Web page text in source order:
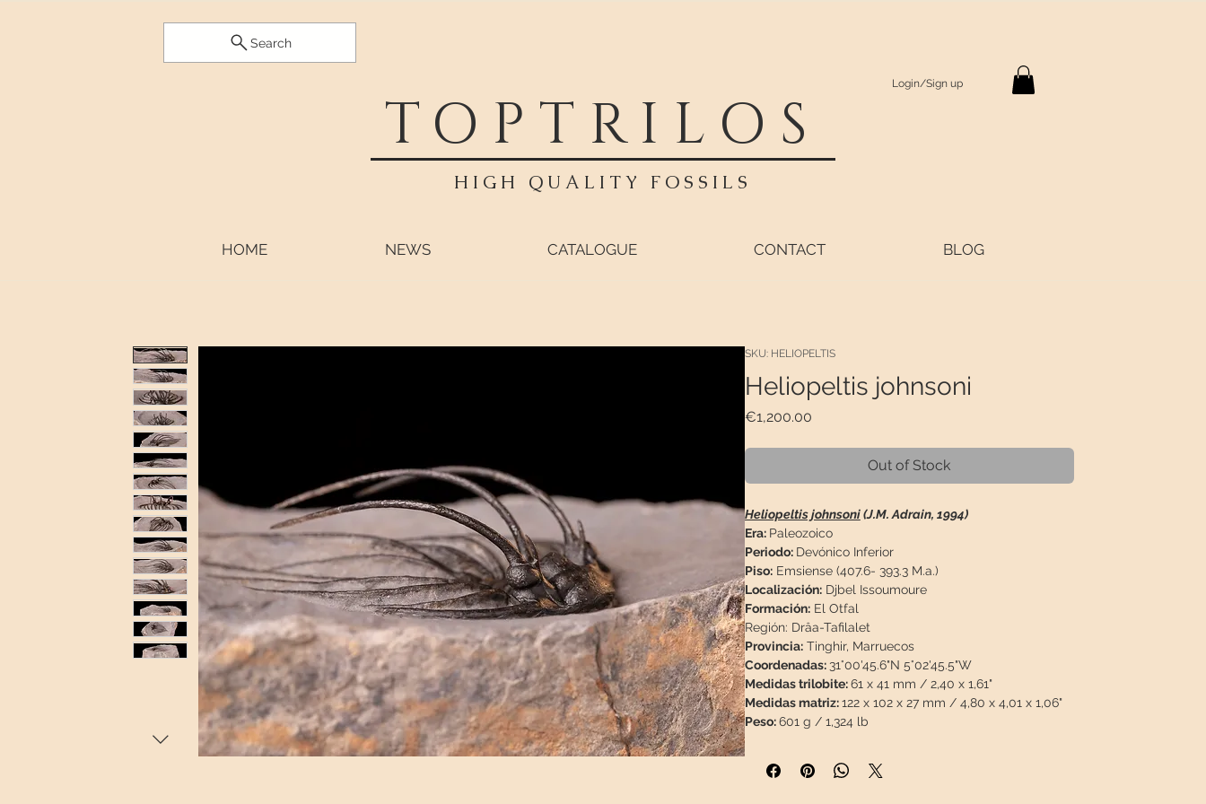
Search
TOPTRILOS
HIGH QUALITY FOSSILS
Login/Sign up
HOME NEWS CATALOGUE CONTACT BLOG
SKU: HELIOPELTIS
Heliopeltis johnsoni
€1,200.00Price
Out of Stock
Heliopeltis johnsoni(J.M. Adrain, 1994)
Era: Paleozoico
Periodo: Devónico Inferior
Piso:Emsiense (407.6- 393.3 M.a.)
Localización:Djbel Issoumoure
Formación:El Otfal
Región: Drâa-Tafilalet
Provincia:Tinghir, Marruecos
Coordenadas: 31°00'45.6"N 5°02'45.5"W
Medidas trilobite:61 x 41 mm / 2,40 x 1,61"
Medidas matriz:122 x 102 x 27 mm / 4,80 x 4,01 x 1,06"
Peso:601 g / 1,324 lb
Descripción: En una década, solo hemos conseguido
tres ejemplares de esta especie extremadamente rara
y tan valorada en el mundo del coleccionismo. De los